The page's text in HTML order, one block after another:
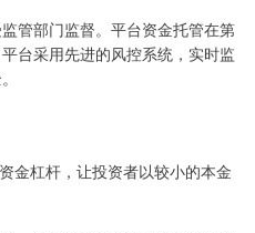
管部门监督。平台资金托管在第
台采用先进的风控系统，实时监
金杠杆，让投资者以较小的本金